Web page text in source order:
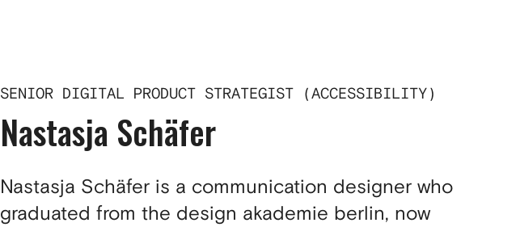
SENIOR DIGITAL PRODUCT STRATEGIST (ACCESSIBILITY)
Nastasja Schäfer
Nastasja Schäfer is a communication designer who
graduated from the design akademie berlin, now